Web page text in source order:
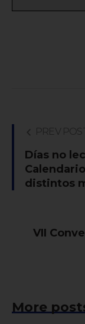
PREV
Días no
distintos
VII
More